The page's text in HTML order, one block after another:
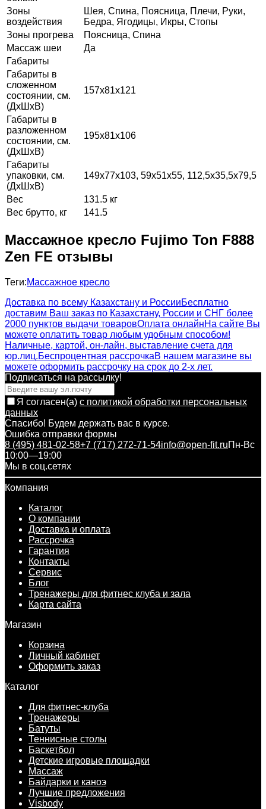
Зоны
воздействия
Шея, Спина, Поясница, Плечи, Руки,
Бедра, Ягодицы, Икры, Стопы
Зоны прогрева
Поясница, Спина
Массаж шеи
Да
Габариты
Габариты в
сложенном
состоянии, см.
(ДхШхВ)
157х81х121
Габариты в
разложенном
состоянии, см.
(ДхШхВ)
195х81х106
Габариты
упаковки, см.
(ДхШхВ)
149х77х103, 59х51х55, 112,5х35,5х79,5
Вес
131.5 кг
Вес брутто, кг
141.5
Массажное кресло Fujimo Ton F888
Zen FE отзывы
Теги:Массажное кресло
Доставка по всему Казахстану и РоссииБесплатно
доставим Ваш заказ по Казахстану, России и СНГ более
2000 пунктов выдачи товаровОплата онлайнНа сайте Вы
можете оплатить товар любым удобным способом!
Наличные, картой, он-лайн, выставление счета для
юр.лиц.Беспроцентная рассрочкаВ нашем магазине вы
можете оформить рассрочку на срок до 2-х лет.
Подписаться на рассылкy!
Я согласен(a) с политикой обработки персональных
данных
Спасибо! Будем держать вас в курсе.
Ошибка отправки формы
8 (495) 481-02-58+7 (717) 272-71-54info@open-fit.ruПн-Вс
10:00—19:00
Мы в соц.сетях
Компания
Каталог
О компании
Доставка и оплата
Рассрочка
Гарантия
Контакты
Сервис
Блог
Тренажеры для фитнес клуба и зала
Карта сайта
Магазин
Корзина
Личный кабинет
Оформить заказ
Каталог
Для фитнес-клуба
Тренажеры
Батуты
Теннисные столы
Баскетбол
Детские игровые площадки
Массаж
Байдарки и каноэ
Лучшие предложения
Visbody